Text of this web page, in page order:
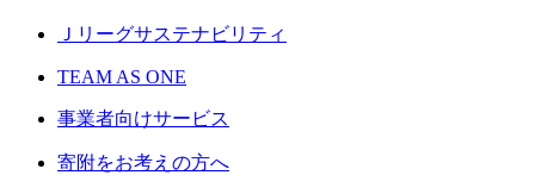
Ｊリーグサステナビリティ
TEAM AS ONE
事業者向けサービス
寄附をお考えの方へ